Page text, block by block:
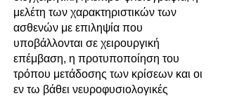
μελέτη των χαρακτηριστικών των
ασθενών με επιληψία που
υποβάλλονται σε χειρουργική
επέμβαση, η προτυποποίηση του
τρόπου μετάδοσης των κρίσεων και οι
εν τω βάθει νευροφυσιολογικές